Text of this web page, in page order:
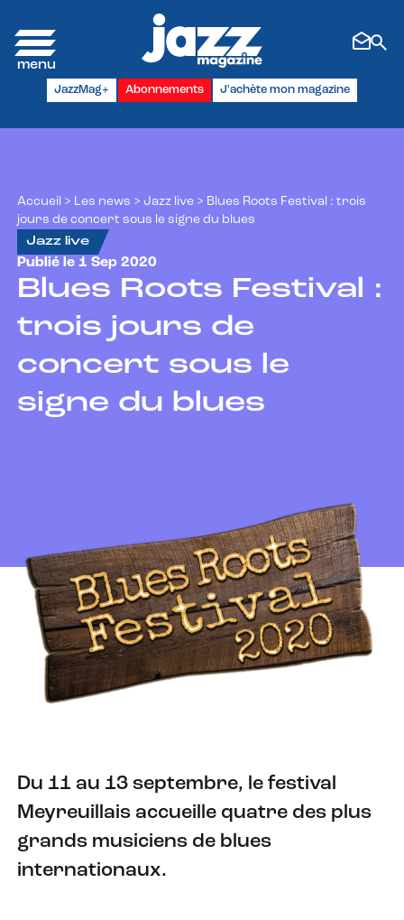
JazzMag+ Abonnements J'achète mon magazine
Accueil > Les news > Jazz live > Blues Roots Festival : trois
jours de concert sous le signe du blues
Jazz live
Publié le 1 Sep 2020
Blues Roots Festival :
trois jours de
concert sous le
signe du blues
Du 11 au 13 septembre, le festival
Meyreuillais accueille quatre des plus
grands musiciens de blues
internationaux.